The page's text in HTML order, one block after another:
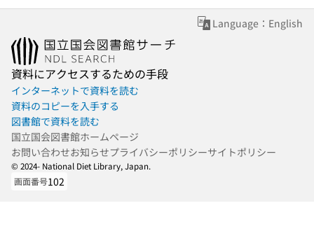
Language：English
資料にアクセスするための手段
インターネットで資料を読む
資料のコピーを入手する
図書館で資料を読む
国立国会図書館ホームページ
お問い合わせお知らせプライバシーポリシーサイトポリシー
© 2024- National Diet Library, Japan.
画面番号102